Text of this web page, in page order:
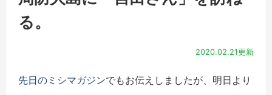
る。
2020.02.21更新
先日のミシマガジンでもお伝えしましたが、明日より